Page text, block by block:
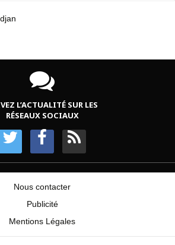
L’ACTUALITÉ SUR LES
RÉSEAUX SOCIAUX
Nous contacter
Publicité
Mentions Légales